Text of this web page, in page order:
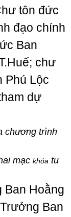
tôn đức
đạo chính
Ban
chư
Phú Lộc
dự
chương trình
mạc khóa tu
Hoằng
Ban